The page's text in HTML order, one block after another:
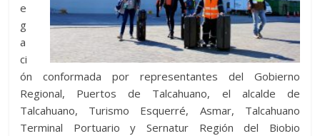
e
g
a
ci
ón conformada por representantes del Gobierno
Regional, Puertos de Talcahuano, el alcalde de
Talcahuano, Turismo Esquerré, Asmar, Talcahuano
Terminal Portuario y Sernatur Región del Biobio